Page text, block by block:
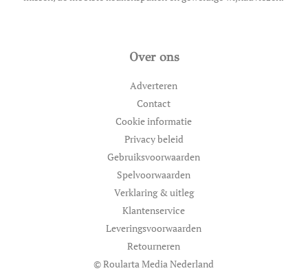
Over ons
Adverteren
Contact
Cookie informatie
Privacy beleid
Gebruiksvoorwaarden
Spelvoorwaarden
Verklaring & uitleg
Klantenservice
Leveringsvoorwaarden
Retourneren
© Roularta Media Nederland